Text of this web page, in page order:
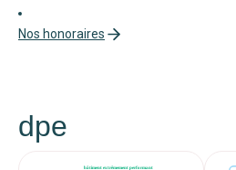
Nos honoraires
dpe